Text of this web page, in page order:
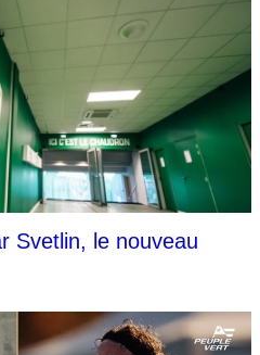
Svetlin, le nouveau